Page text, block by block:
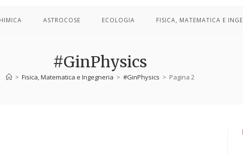
ASTROCOSE ECOLOGIA FISICA, MATEMATICA E
#GinPhysics
> Fisica, Matematica e Ingegneria > #GinPhysics > Pagina 2